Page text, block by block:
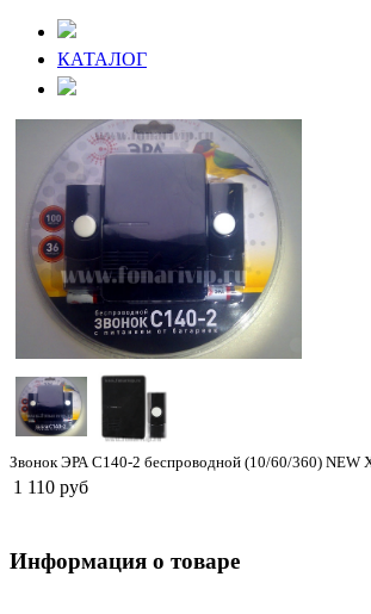
КАТАЛОГ
Звонок ЭРА C140-2 беспроводной (10/60/360) NEW
1 110 руб
Информация о товаре